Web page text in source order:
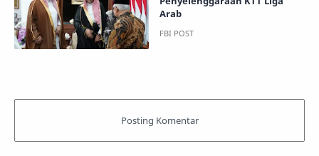
Arab